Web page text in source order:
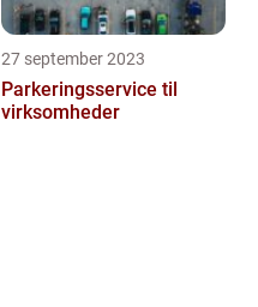
27 september 2023
Parkeringsservice til
virksomheder